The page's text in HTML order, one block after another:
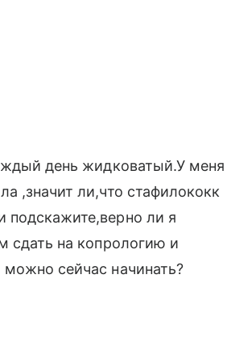
день жидковатый.У меня
,значит ли,что стафилококк
подскажите,верно ли я
сдать на копрологию и
сейчас начинать?